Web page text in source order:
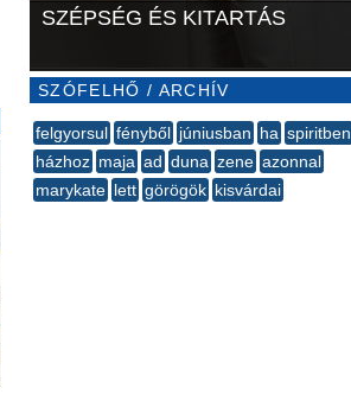
SZÉPSÉG ÉS KITARTÁS
SZÓFELHŐ / ARCHÍV
felgyorsul fényből júniusban ha spiritben
házhoz maja ad duna zene azonnal
marykate lett görögök kisvárdai